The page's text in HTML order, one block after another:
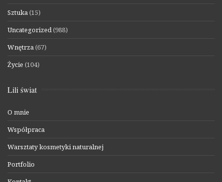
Sztuka(15)
Uncategorized(988)
Wnętrza(67)
Życie (104)
Lili świat
O mnie
Współpraca
Warsztaty kosmetyki naturalnej
Portfolio